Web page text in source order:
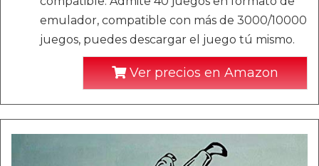
emulador, compatible con más de 3000/10000
juegos, puedes descargar el juego tú mismo.
Ver precios en Amazon